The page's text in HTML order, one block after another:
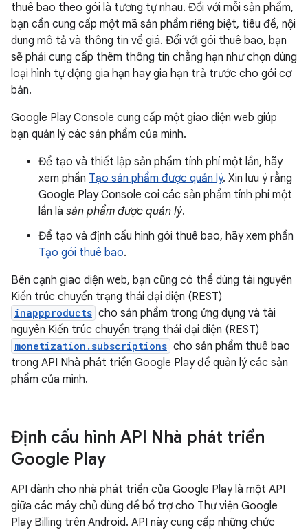
thuê bao theo gói là tương tự nhau. Đối với mỗi sản phẩm,
bạn cần cung cấp một mã sản phẩm riêng biệt, tiêu đề, nội
dung mô tả và thông tin về giá. Đối với gói thuê bao, bạn
sẽ phải cung cấp thêm thông tin chẳng hạn như chọn dùng
loại hình tự động gia hạn hay gia hạn trả trước cho gói cơ
bản.
Google Play Console cung cấp một giao diện web giúp
bạn quản lý các sản phẩm của mình.
Để tạo và thiết lập sản phẩm tính phí một lần, hãy
xem phần Tạo sản phẩm được quản lý. Xin lưu ý rằng
Google Play Console coi các sản phẩm tính phí một
lần là sản phẩm được quản lý.
Để tạo và định cấu hình gói thuê bao, hãy xem phần
Tạo gói thuê bao.
Bên cạnh giao diện web, bạn cũng có thể dùng tài nguyên
Kiến trúc chuyển trạng thái đại diện (REST)
inappproducts cho sản phẩm trong ứng dụng và tài
nguyên Kiến trúc chuyển trạng thái đại diện (REST)
monetization.subscriptions cho sản phẩm thuê bao
trong API Nhà phát triển Google Play để quản lý các sản
phẩm của mình.
Định cấu hình API Nhà phát triển
Google Play
API dành cho nhà phát triển của Google Play là một API
giữa các máy chủ dùng để bổ trợ cho Thư viện Google
Play Billing trên Android. API này cung cấp những chức